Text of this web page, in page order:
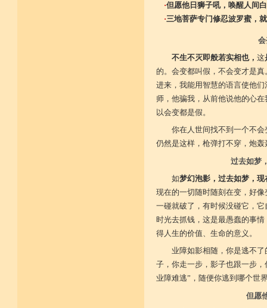
·但愿他日狮子吼，唤醒人间
·三地菩萨专门修忍波罗蜜，
不生不灭即般若实相也， 这
的。会变都叫假，不会变才是
进来，我能用智慧的语言使他
师，他骗我，从前他说他的心
以会变都是假。
你在人世间找不到一个不
仍然是这样，枪弹打不穿，炮
过去如梦
如梦幻泡影，过去如梦，
现在的一切随时随刻在变，好
一碰就破了，有时候没碰它，
时光去抓钱，这是最愚蠢的事
得人生的价值、生命的意义。
业障如影相随，你是逃不
子，你走一步，影子也跟一步
业障难逃”，随便你逃到哪个世
但愿